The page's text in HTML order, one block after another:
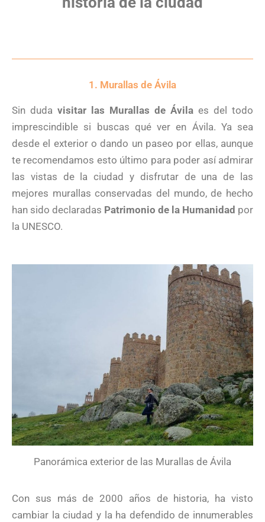
1. Murallas de Ávila
Sin duda visitar las Murallas de Ávila es del todo
imprescindible si buscas qué ver en Ávila. Ya sea
desde el exterior o dando un paseo por ellas, aunque
te recomendamos esto último para poder así admirar
las vistas de la ciudad y disfrutar de una de las
mejores murallas conservadas del mundo, de hecho
han sido declaradas Patrimonio de la Humanidad por
la UNESCO.
Panorámica exterior de las Murallas de Ávila
Con sus más de 2000 años de historia, ha visto
cambiar la ciudad y la ha defendido de innumerables